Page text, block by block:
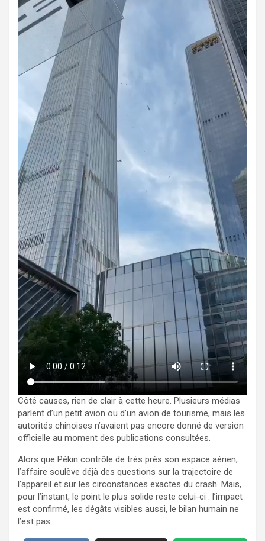
Côté causes, rien de clair à cette heure. Plusieurs médias
parlent d’un petit avion ou d’un avion de tourisme, mais les
autorités chinoises n’avaient pas encore donné de version
officielle au moment des publications consultées.
Alors que Pékin contrôle de très près son espace aérien,
l’affaire soulève déjà des questions sur la trajectoire de
l’appareil et sur les circonstances exactes du crash. Mais,
pour l’instant, le point le plus solide reste celui-ci : l’impact
est confirmé, les dégâts visibles aussi, le bilan humain ne
l’est pas.